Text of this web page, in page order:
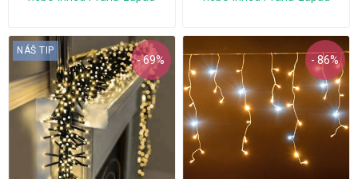
- 69%
NÁŠ TIP
- 86%